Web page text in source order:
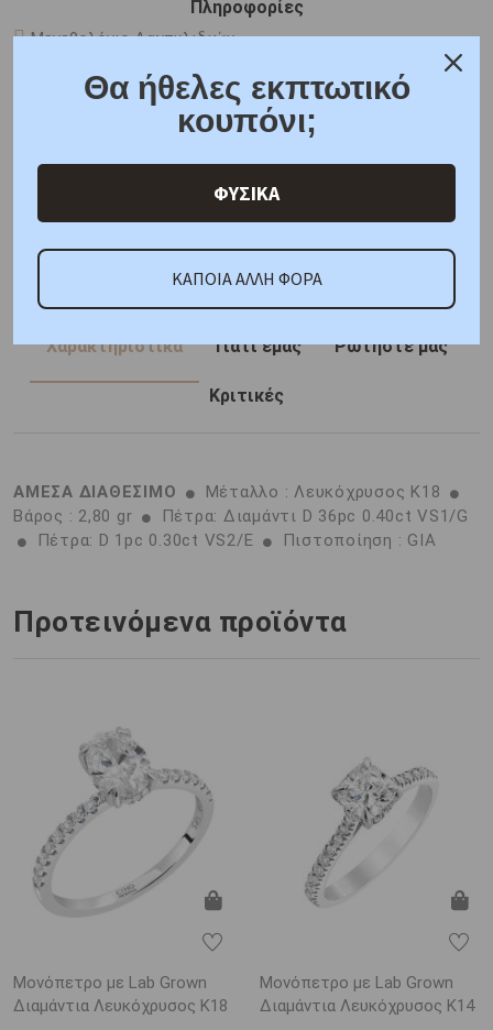
Πληροφορίες
Μεγεθολόγιο Δαχτυλιδιών
Συσκευασία δώρου
ONLINE CHAT
SHARE THE LOVE
Χαρακτηριστικά Γιατί εμάς Ρωτήστε μας
Κριτικές
ΑΜΕΣΑ ΔΙΑΘΕΣΙΜΟ
Μέταλλο : Λευκόχρυσος K18
Βάρος : 2,80 gr
Πέτρα: Διαμάντι D 36pc 0.40ct VS1/G
Πέτρα: D 1pc 0.30ct VS2/E
Πιστοποίηση : GIA
Προτεινόμενα προϊόντα
Μονόπετρο με Lab Grown
Διαμάντια Λευκόχρυσος K18
Μονόπετρο με Lab Grown
Διαμάντια Λευκόχρυσος K14
Θα ήθελες εκπτωτικό
κουπόνι;
ΦΥΣΙΚΑ
ΚΑΠΟΙΑ ΑΛΛΗ ΦΟΡΑ